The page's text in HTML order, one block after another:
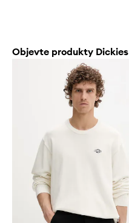
Objevte produkty Dickies